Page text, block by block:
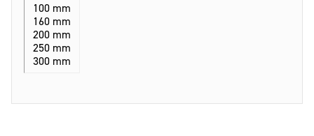
100 mm
160 mm
200 mm
250 mm
300 mm